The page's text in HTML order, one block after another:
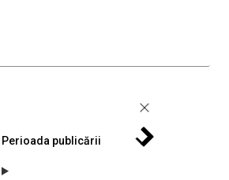
Perioada publicării